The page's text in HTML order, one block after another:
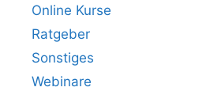
Online Kurse
Ratgeber
Sonstiges
Webinare